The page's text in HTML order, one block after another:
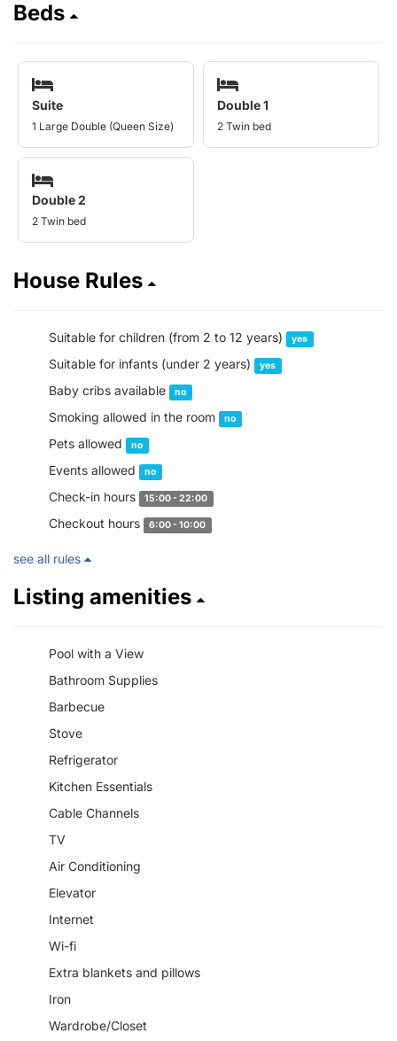
Beds
Suite
1 Large Double (Queen Size)
Double 1
2 Twin bed
Double 2
2 Twin bed
House Rules
Suitable for children (from 2 to 12 years) yes
Suitable for infants (under 2 years) yes
Baby cribs available no
Smoking allowed in the room no
Pets allowed no
Events allowed no
Check-in hours 15:00 - 22:00
Checkout hours 6:00 - 10:00
see all rules
Listing amenities
Pool with a View
Bathroom Supplies
Barbecue
Stove
Refrigerator
Kitchen Essentials
Cable Channels
TV
Air Conditioning
Elevator
Internet
Wi-fi
Extra blankets and pillows
Iron
Wardrobe/Closet